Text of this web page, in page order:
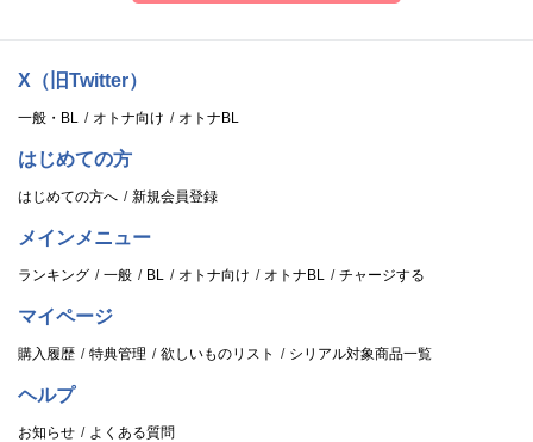
X（旧Twitter）
一般・BL オトナ向け オトナBL
はじめての方
はじめての方へ 新規会員登録
メインメニュー
ランキング 一般 BL オトナ向け オトナBL チャージする
マイページ
購入履歴 特典管理 欲しいものリスト シリアル対象商品一覧
ヘルプ
お知らせ よくある質問